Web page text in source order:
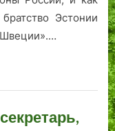
Эстонии